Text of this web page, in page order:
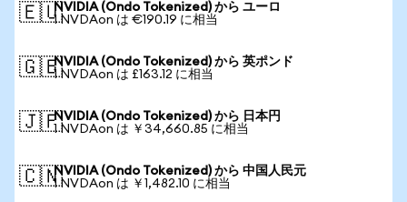
🇪🇺NVIDIA (Ondo Tokenized) から ユーロ
1 NVDAon は €190.19 に相当
🇬🇧NVIDIA (Ondo Tokenized) から 英ポンド
1 NVDAon は £163.12 に相当
🇯🇵NVIDIA (Ondo Tokenized) から 日本円
1 NVDAon は ￥34,660.85 に相当
🇨🇳NVIDIA (Ondo Tokenized) から 中国人民元
1 NVDAon は ￥1,482.10 に相当